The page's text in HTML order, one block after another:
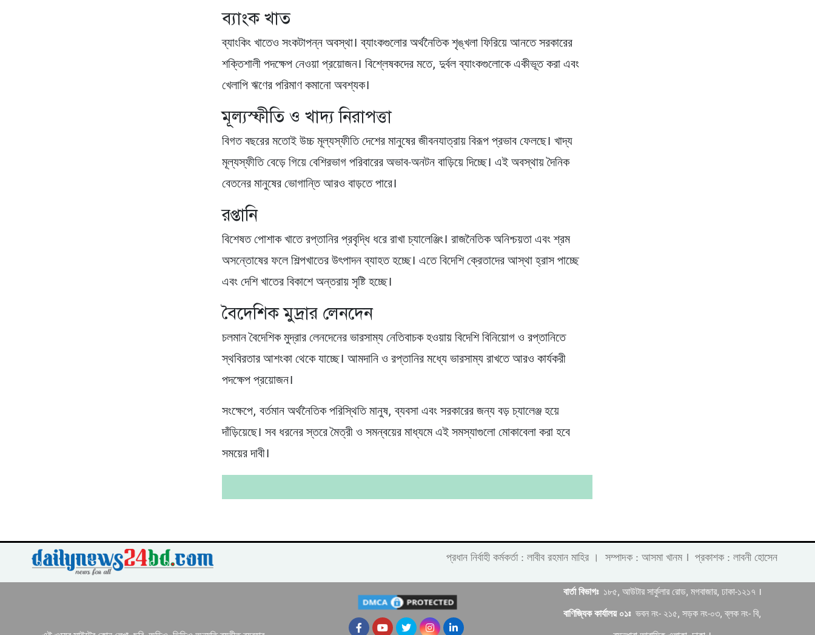
ব্যাংক খাত
ব্যাংকিং খাতেও সংকটাপন্ন অবস্থা। ব্যাংকগুলোর অর্থনৈতিক শৃঙ্খলা ফিরিয়ে আনতে সরকারের
শক্তিশালী পদক্ষেপ নেওয়া প্রয়োজন। বিশ্লেষকদের মতে, দুর্বল ব্যাংকগুলোকে একীভূত করা এবং
খেলাপি ঋণের পরিমাণ কমানো অবশ্যক।
মূল্যস্ফীতি ও খাদ্য নিরাপত্তা
বিগত বছরের মতোই উচ্চ মূল্যস্ফীতি দেশের মানুষের জীবনযাত্রায় বিরূপ প্রভাব ফেলছে। খাদ্য
মূল্যস্ফীতি বেড়ে গিয়ে বেশিরভাগ পরিবারের অভাব-অনটন বাড়িয়ে দিচ্ছে। এই অবস্থায় দৈনিক
বেতনের মানুষের ভোগান্তি আরও বাড়তে পারে।
রপ্তানি
বিশেষত পোশাক খাতে রপ্তানির প্রবৃদ্ধি ধরে রাখা চ্যালেঞ্জিং। রাজনৈতিক অনিশ্চয়তা এবং শ্রম
অসন্তোষের ফলে শিল্পখাতের উৎপাদন ব্যাহত হচ্ছে। এতে বিদেশি ক্রেতাদের আস্থা হ্রাস পাচ্ছে
এবং দেশি খাতের বিকাশে অন্তরায় সৃষ্টি হচ্ছে।
বৈদেশিক মুদ্রার লেনদেন
চলমান বৈদেশিক মুদ্রার লেনদেনের ভারসাম্য নেতিবাচক হওয়ায় বিদেশি বিনিয়োগ ও রপ্তানিতে
স্থবিরতার আশংকা থেকে যাচ্ছে। আমদানি ও রপ্তানির মধ্যে ভারসাম্য রাখতে আরও কার্যকরী
পদক্ষেপ প্রয়োজন।
সংক্ষেপে, বর্তমান অর্থনৈতিক পরিস্থিতি মানুষ, ব্যবসা এবং সরকারের জন্য বড় চ্যালেঞ্জ হয়ে
দাঁড়িয়েছে। সব ধরনের স্তরে মৈত্রী ও সমন্বয়ের মাধ্যমে এই সমস্যাগুলো মোকাবেলা করা হবে
সময়ের দাবী।
প্রধান নির্বাহী কর্মকর্তা : লাবীব রহমান মাহির । সম্পাদক : আসমা খানম । প্রকাশক : লাবনী হোসেন
বার্তা বিভাগঃ১৮৫, আউটার সার্কুলার রোড, মগবাজার, ঢাকা-১২১৭ ।
বাণিজ্যিক কার্যালয় ০১ঃভবন নং- ২১৫, সড়ক নং-০৩, ব্লক নং- বি,